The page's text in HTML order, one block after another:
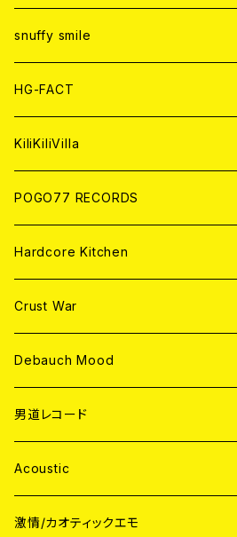
ANALOG
ANALOG
CD
ANALOG
CD
ANALOG
WORLD
CD
ANALOG
snuffy smile
HG-FACT
KiliKiliVilla
POGO77 RECORDS
Hardcore Kitchen
Crust War
Debauch Mood
男道レコード
Acoustic
JAPAN
激情/カオティックエモ